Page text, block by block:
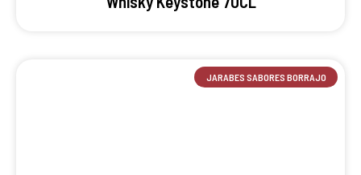
JARABES SABORES BORRAJO